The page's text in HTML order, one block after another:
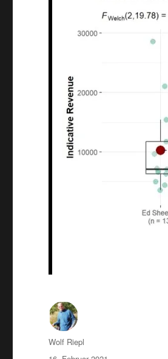
Autor
Wolf Riepl